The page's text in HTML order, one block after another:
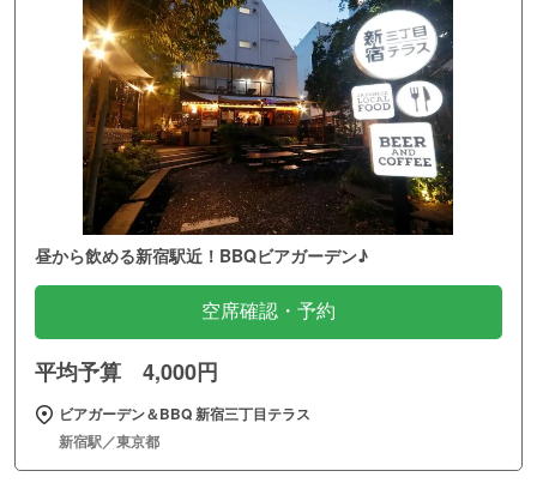
昼から飲める新宿駅近！BBQビアガーデン♪
空席確認・予約
平均予算 4,000円
ビアガーデン＆BBQ 新宿三丁目テラス
新宿駅／東京都